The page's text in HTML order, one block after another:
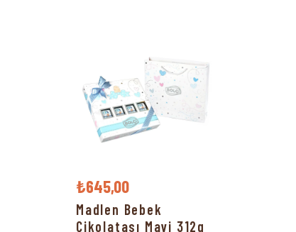
₺645,00
Madlen Bebek
Çikolatası Mavi 312g